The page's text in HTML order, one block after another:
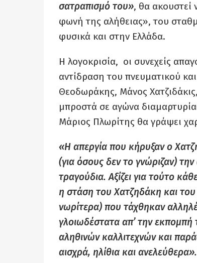
σατραπισμό του», θα ακουστεί
φωνή της αλήθειας», του
φυσικά και στην Ελλάδα.
Η λογοκρισία, οι συνεχείς
αντίδραση του πνευματικού
Θεοδωράκης, Μάνος
μπροστά σε αγώνα
Μάριος Πλωρίτης θα γράψει
«Η απεργία που κήρυξαν ο
(για όσους δεν το γνώριζαν)
τραγούδια. Αξίζει για τούτο
η στάση του Χατζηδάκη και
νωρίτερα) που τάχθηκαν
γλοιωδέστατα απ’ την
αληθινών καλλιτεχνών και
αισχρά, ηλίθια και ανελεύθερα».